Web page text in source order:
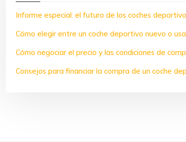
Informe especial: el futuro de los coches
Cómo elegir entre un coche deportivo nuevo o
Cómo negociar el precio y las condiciones de
Consejos para financiar la compra de un coche